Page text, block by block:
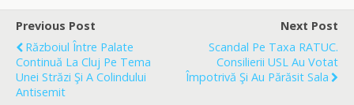
b
o
o
k
l
e
Previous Post
Războiul Între Palate
Continuă La Cluj Pe Tema
Unei Străzi Şi A Colindului
Antisemit
Next Post
Scandal Pe Taxa RATUC.
Consilierii USL Au Votat
Împotrivă Şi Au Părăsit Sala